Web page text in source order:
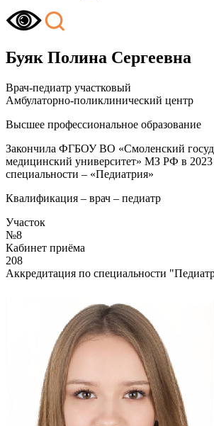
Буяк Полина Сергеевна
Врач-педиатр участковый
Амбулаторно-поликлинический центр
Высшее профессиональное образование
Закончила ФГБОУ ВО «Смоленский
медицинский университет» МЗ РФ в 2023
специальности – «Педиатрия»
Квалификация – врач – педиатр
Участок
№8
Кабинет приёма
208
Аккредитация по специальности